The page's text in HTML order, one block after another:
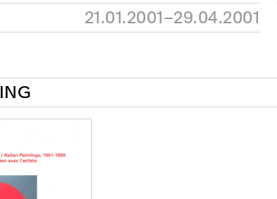
21.01.2001–29.04.2001